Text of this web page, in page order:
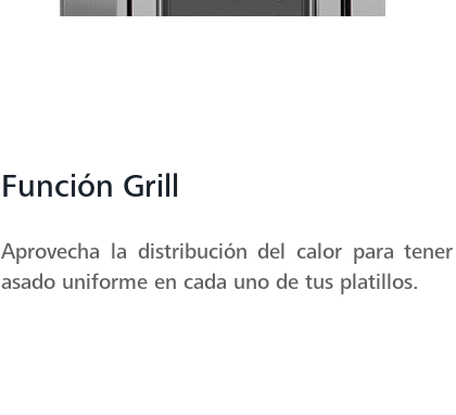
Función Grill
Aprovecha la distribución del calor para
asado uniforme en cada uno de tus platillos.